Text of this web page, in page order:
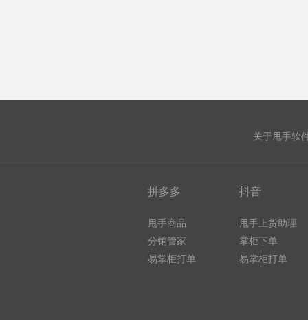
关于甩手软
拼多多
甩手商品
分销管家
易掌柜打单
抖音
甩手上货助理
掌柜下单
易掌柜打单